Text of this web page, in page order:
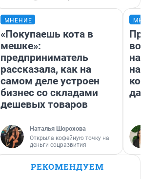
МНЕНИЕ
«Покупаешь кота в
мешке»:
предприниматель
рассказала, как на
самом деле устроен
бизнес со складами
дешевых товаров
Наталья Шорохова
Открыла кофейную точку на
деньги соцразвития
нам
даже
РЕКОМЕНДУЕМ